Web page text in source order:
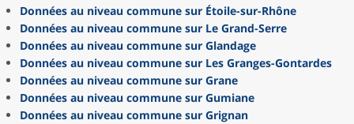
Données au niveau commune sur Étoile-sur-Rhône
Données au niveau commune sur Le Grand-Serre
Données au niveau commune sur Glandage
Données au niveau commune sur Les Granges-Gontardes
Données au niveau commune sur Grane
Données au niveau commune sur Gumiane
Données au niveau commune sur Grignan